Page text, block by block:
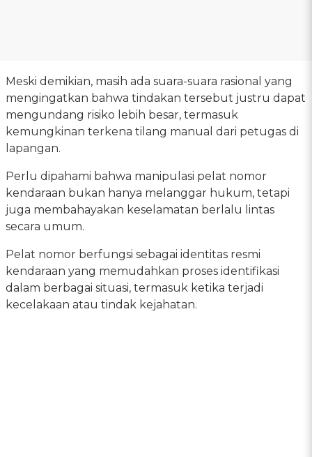
Meski demikian, masih ada suara-suara rasional yang
mengingatkan bahwa tindakan tersebut justru dapat
mengundang risiko lebih besar, termasuk
kemungkinan terkena tilang manual dari petugas di
lapangan.
Perlu dipahami bahwa manipulasi pelat nomor
kendaraan bukan hanya melanggar hukum, tetapi
juga membahayakan keselamatan berlalu lintas
secara umum.
Pelat nomor berfungsi sebagai identitas resmi
kendaraan yang memudahkan proses identifikasi
dalam berbagai situasi, termasuk ketika terjadi
kecelakaan atau tindak kejahatan.